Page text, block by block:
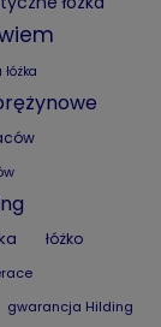
łóżko
gwarancja Hilding